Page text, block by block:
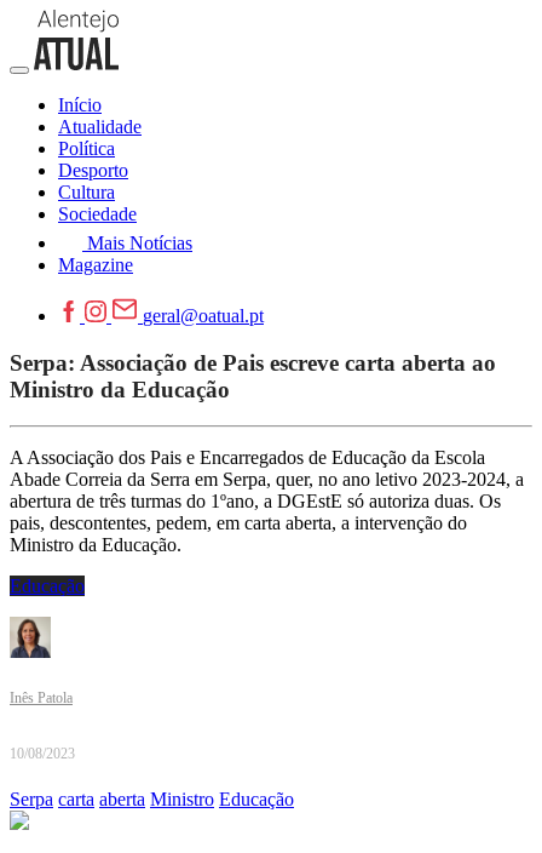
Início
Atualidade
Política
Desporto
Cultura
Sociedade
Mais Notícias
Magazine
geral@oatual.pt
Serpa: Associação de Pais escreve carta aberta ao
Ministro da Educação
A Associação dos Pais e Encarregados de Educação da Escola
Abade Correia da Serra em Serpa, quer, no ano letivo 2023-2024, a
abertura de três turmas do 1ºano, a DGEstE só autoriza duas. Os
pais, descontentes, pedem, em carta aberta, a intervenção do
Ministro da Educação.
Educação
Inês Patola
10/08/2023
Serpa carta aberta Ministro Educação